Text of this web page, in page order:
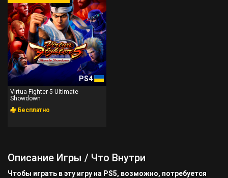
PS4
Virtua Fighter 5 Ultimate
Showdown
Бесплатно
Описание Игры / Что Внутри
Чтобы играть в эту игру на PS5, возможно, потребуется